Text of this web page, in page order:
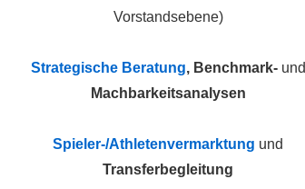
Vorstandsebene)
Strategische Beratung, Benchmark- und
Machbarkeitsanalysen
Spieler-/Athletenvermarktung und
Transferbegleitung